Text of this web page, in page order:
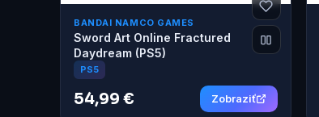
BANDAI NAMCO GAMES
Sword Art Online Fractured
Daydream (PS5)
PS5
54,99 € Zobraziť